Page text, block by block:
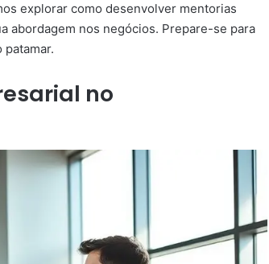
explorar como desenvolver mentorias
abordagem nos negócios. Prepare-se para
no